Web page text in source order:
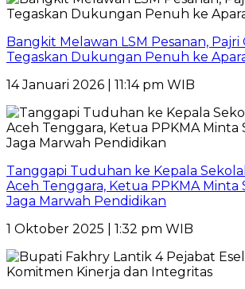
Bangkit Melawan LSM Pesanan, Pajri
Tegaskan Dukungan Penuh ke
14 Januari 2026 | 11:14 pm WIB
Tanggapi Tuduhan ke Kepala
Aceh Tenggara, Ketua PPKMA Minta
Jaga Marwah Pendidikan
1 Oktober 2025 | 1:32 pm WIB